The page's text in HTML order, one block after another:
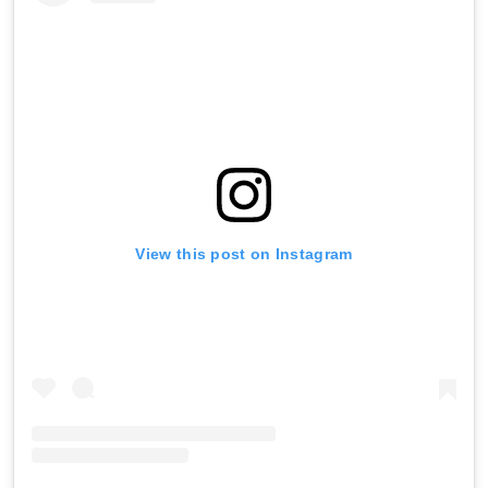
View this post on Instagram